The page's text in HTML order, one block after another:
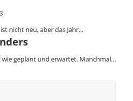
nicht neu, aber das Jahr…
wie geplant und erwartet. Manchmal…